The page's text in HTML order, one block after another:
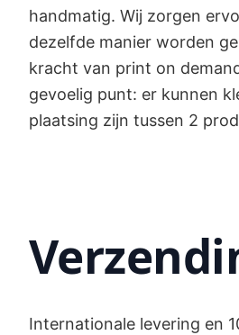
handmatig. Wij zorgen
dezelfde manier worden
kracht van print on
gevoelig punt: er kunnen
plaatsing zijn tussen 2
Internationale levering en